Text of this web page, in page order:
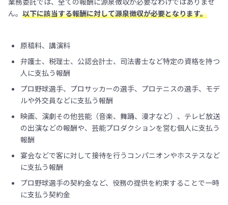
ん。 以下に該当する報酬に対して源泉徴収が必要となります。
原稿料、講演料
弁護士、税理士、公認会計士、司法書士など特定の資格を持つ
人に支払う報酬
プロ野球選手、プロサッカーの選手、プロテニスの選手、モデ
ルや外交員などに支払う報酬
映画、演劇その他芸能（音楽、舞踊、漫才など）、テレビ放送
の出演などの報酬や、芸能プロダクションを営む個人に支払う
報酬
宴会などで客に対して接待を行うコンパニオンやホステスなど
に支払う報酬
プロ野球選手の契約金など、役務の提供を約束することで一時
に支払う契約金